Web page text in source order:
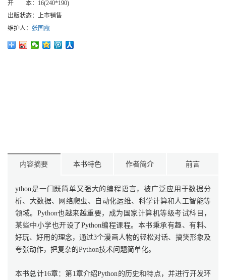
开 本： 16(240*190)
出版状态： 上市销售
维护人： 张国霞
内容摘要 本书特色 作者简介 前言
ython是一门既简单又强大的编程语言，被广泛应用于数据分
析、大数据、网络爬虫、自动化运维、科学计算和人工智能等
领域。Python也越来越重要，成为国家计算机等级考试科目，
某些中小学也开设了Python编程课程。本书秉承有趣、有料、
好玩、好用的理念，通过3个漫画人物的轻松对话、搞笑形象及
夸张动作，把复杂的Python技术问题简单化。
本书总计16章：第1章介绍Python的历史和特点，并进行开发环